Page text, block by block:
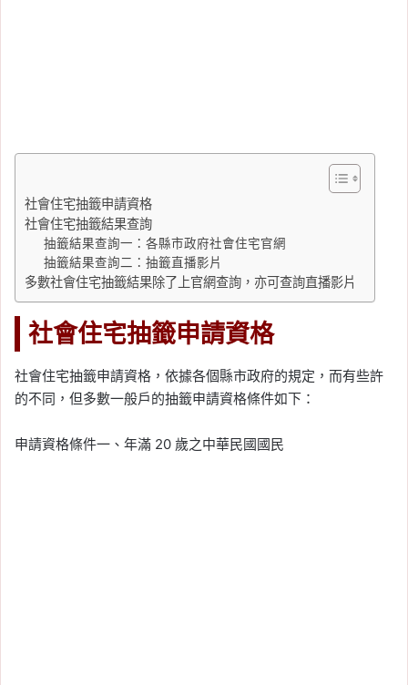
社會住宅抽籤申請資格
社會住宅抽籤結果查詢
抽籤結果查詢一：各縣市政府社會住宅官網
抽籤結果查詢二：抽籤直播影片
多數社會住宅抽籤結果除了上官網查詢，亦可查詢直播影片
社會住宅抽籤申請資格
社會住宅抽籤申請資格，依據各個縣市政府的規定，而有些許
的不同，但多數一般戶的抽籤申請資格條件如下：
申請資格條件一、年滿 20 歲之中華民國國民